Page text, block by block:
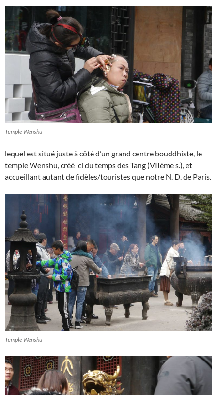
Temple Wenshu
lequel est situé juste à côté d’un grand centre bouddhiste, le
temple Wenshu, créé ici du temps des Tang (VIIème s.), et
accueillant autant de fidèles/touristes que notre N. D. de Paris.
Temple Wenshu